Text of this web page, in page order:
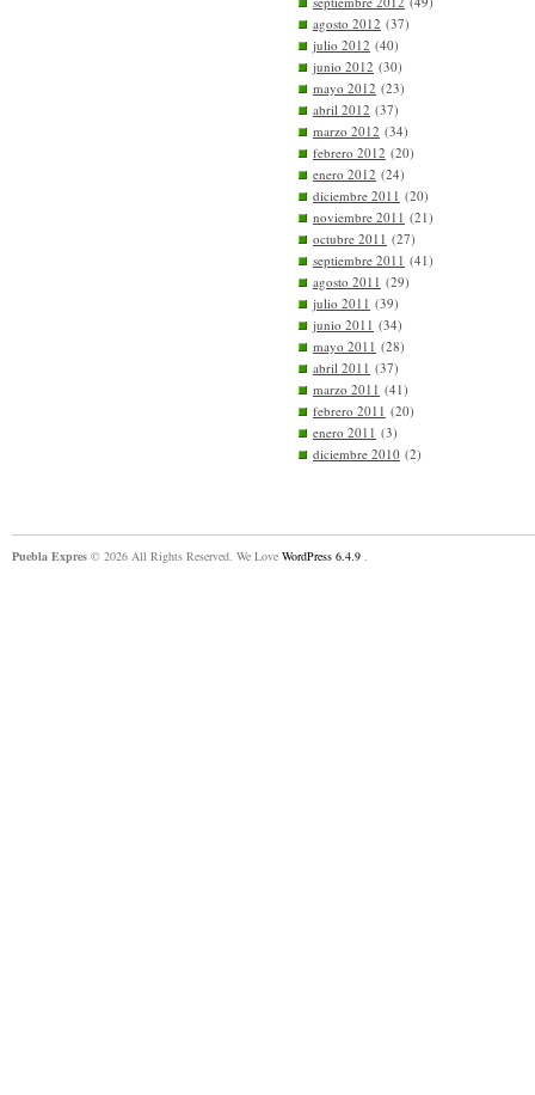
agosto 2012 (37)
julio 2012 (40)
junio 2012 (30)
mayo 2012 (23)
abril 2012 (37)
marzo 2012 (34)
febrero 2012 (20)
enero 2012 (24)
diciembre 2011 (20)
noviembre 2011 (21)
octubre 2011 (27)
septiembre 2011 (41)
agosto 2011 (29)
julio 2011 (39)
junio 2011 (34)
mayo 2011 (28)
abril 2011 (37)
marzo 2011 (41)
febrero 2011 (20)
enero 2011 (3)
diciembre 2010 (2)
Puebla Expres © 2026 All Rights Reserved. We Love WordPress 6.4.9 .